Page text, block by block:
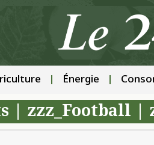
Énergie
zzz_Football